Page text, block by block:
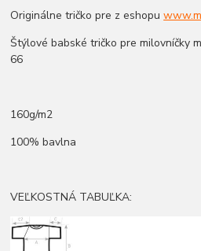
Originálne tričko pre z eshopu
Štýlové babské tričko pre milovníčky
66
160g/m2
100% bavlna
VEĽKOSTNÁ TABUĽKA: